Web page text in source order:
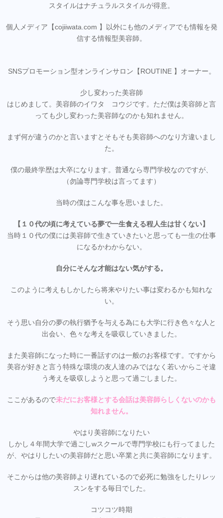
スタイルはナチュラルスタイルが得意。
個人メディア【cojiiwata.com 】以外にも他のメディアでも情報を発
信する情報型美容師。
SNSプロモーション型オンラインサロン【ROUTINE 】オーナー。
少し変わった美容師
はじめまして。美容師のイワタ コウジです。ただ僕は美容師と言
っても少し変わった美容師なのかも知れません。
まず何が違うのかと言いますとそもそも美容師へのなり方違いまし
た。
僕の最終学歴は大卒になります。普通なら専門学校なのですが、
（勿論専門学校は言ってます）
当時の僕はこんな事を思いました。
【１０代の頃に考えている夢で一生食える程人生は甘くない】
当時１０代の僕には美容師で生きていきたいと思っても一生の仕事
になるかわからない。
自分にそんな才能はない気がする。
このように考えもしかしたら将来やりたい事は変わるかも知れな
い。
そう思い自分の夢の執行猶予を与える為にも大学に行き色々な人と
出会い、色々な考えを吸収していきました。
また美容師になった時に一番話すのは一般のお客様です。ですから
美容が好きと言う特殊な環境の友人達のみではなく若いからこそ違
う考えを吸収しようと思って過ごしました。
ここがあるので未だにお客様とする会話は美容師らしくないのかも
知れません。
やはり美容師になりたい
しかし４年間大学で過ごしwスクールで専門学校にも行ってました
が、やはりしたいの美容師だと思い卒業と共に美容師になります。
そこからは他の美容師より遅れているので必死に勉強をしたりレッ
スンをする毎日でした。
コツコツ時期